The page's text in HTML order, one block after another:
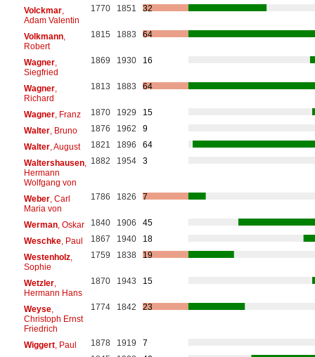
Volckmar,
Adam Valentin
1770 1851 32
Volkmann,
Robert
1815 1883 64
Wagner,
Siegfried
1869 1930 16
Wagner,
Richard
1813 1883 64
Wagner, Franz 1870 1929
15
Walter, Bruno 1876 1962
9
Walter, August 1821 1896
64
Waltershausen,
Hermann
Wolfgang von
1882 1954 3
Weber, Carl
Maria von
1786 1826 7
Werman, Oskar 1840 1906
45
Weschke, Paul 1867 1940
18
Westenholz,
Sophie
1759 1838 19
Wetzler,
Hermann Hans
1870 1943 15
Weyse,
Christoph Ernst
Friedrich
1774 1842 23
Wiggert, Paul 1878 1919
7